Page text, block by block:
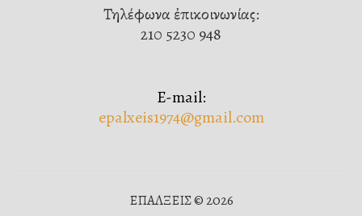
Τηλέφωνα ἐπικοινωνίας:
210 5230 948
E-mail:
epalxeis1974@gmail.com
ΕΠΑΛΞΕΙΣ © 2026